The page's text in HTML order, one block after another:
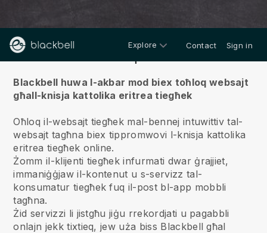
Explore Contact Sign in
Blackbell huwa l-akbar mod biex toħloq websajt
għall-knisja kattolika eritrea tiegħek
Oħloq il-websajt tiegħek mal-bennej intuwittiv tal-
websajt tagħna biex tippromwovi l-knisja kattolika
eritrea tiegħek online.
Żomm il-klijenti tiegħek infurmati dwar ġrajjiet,
immaniġġjaw il-kontenut u s-servizz tal-
konsumatur tiegħek fuq il-post bl-app mobbli
tagħna.
Żid servizzi li jistgħu jiġu rrekordjati u pagabbli
onlajn jekk tixtieq, jew uża biss Blackbell għal